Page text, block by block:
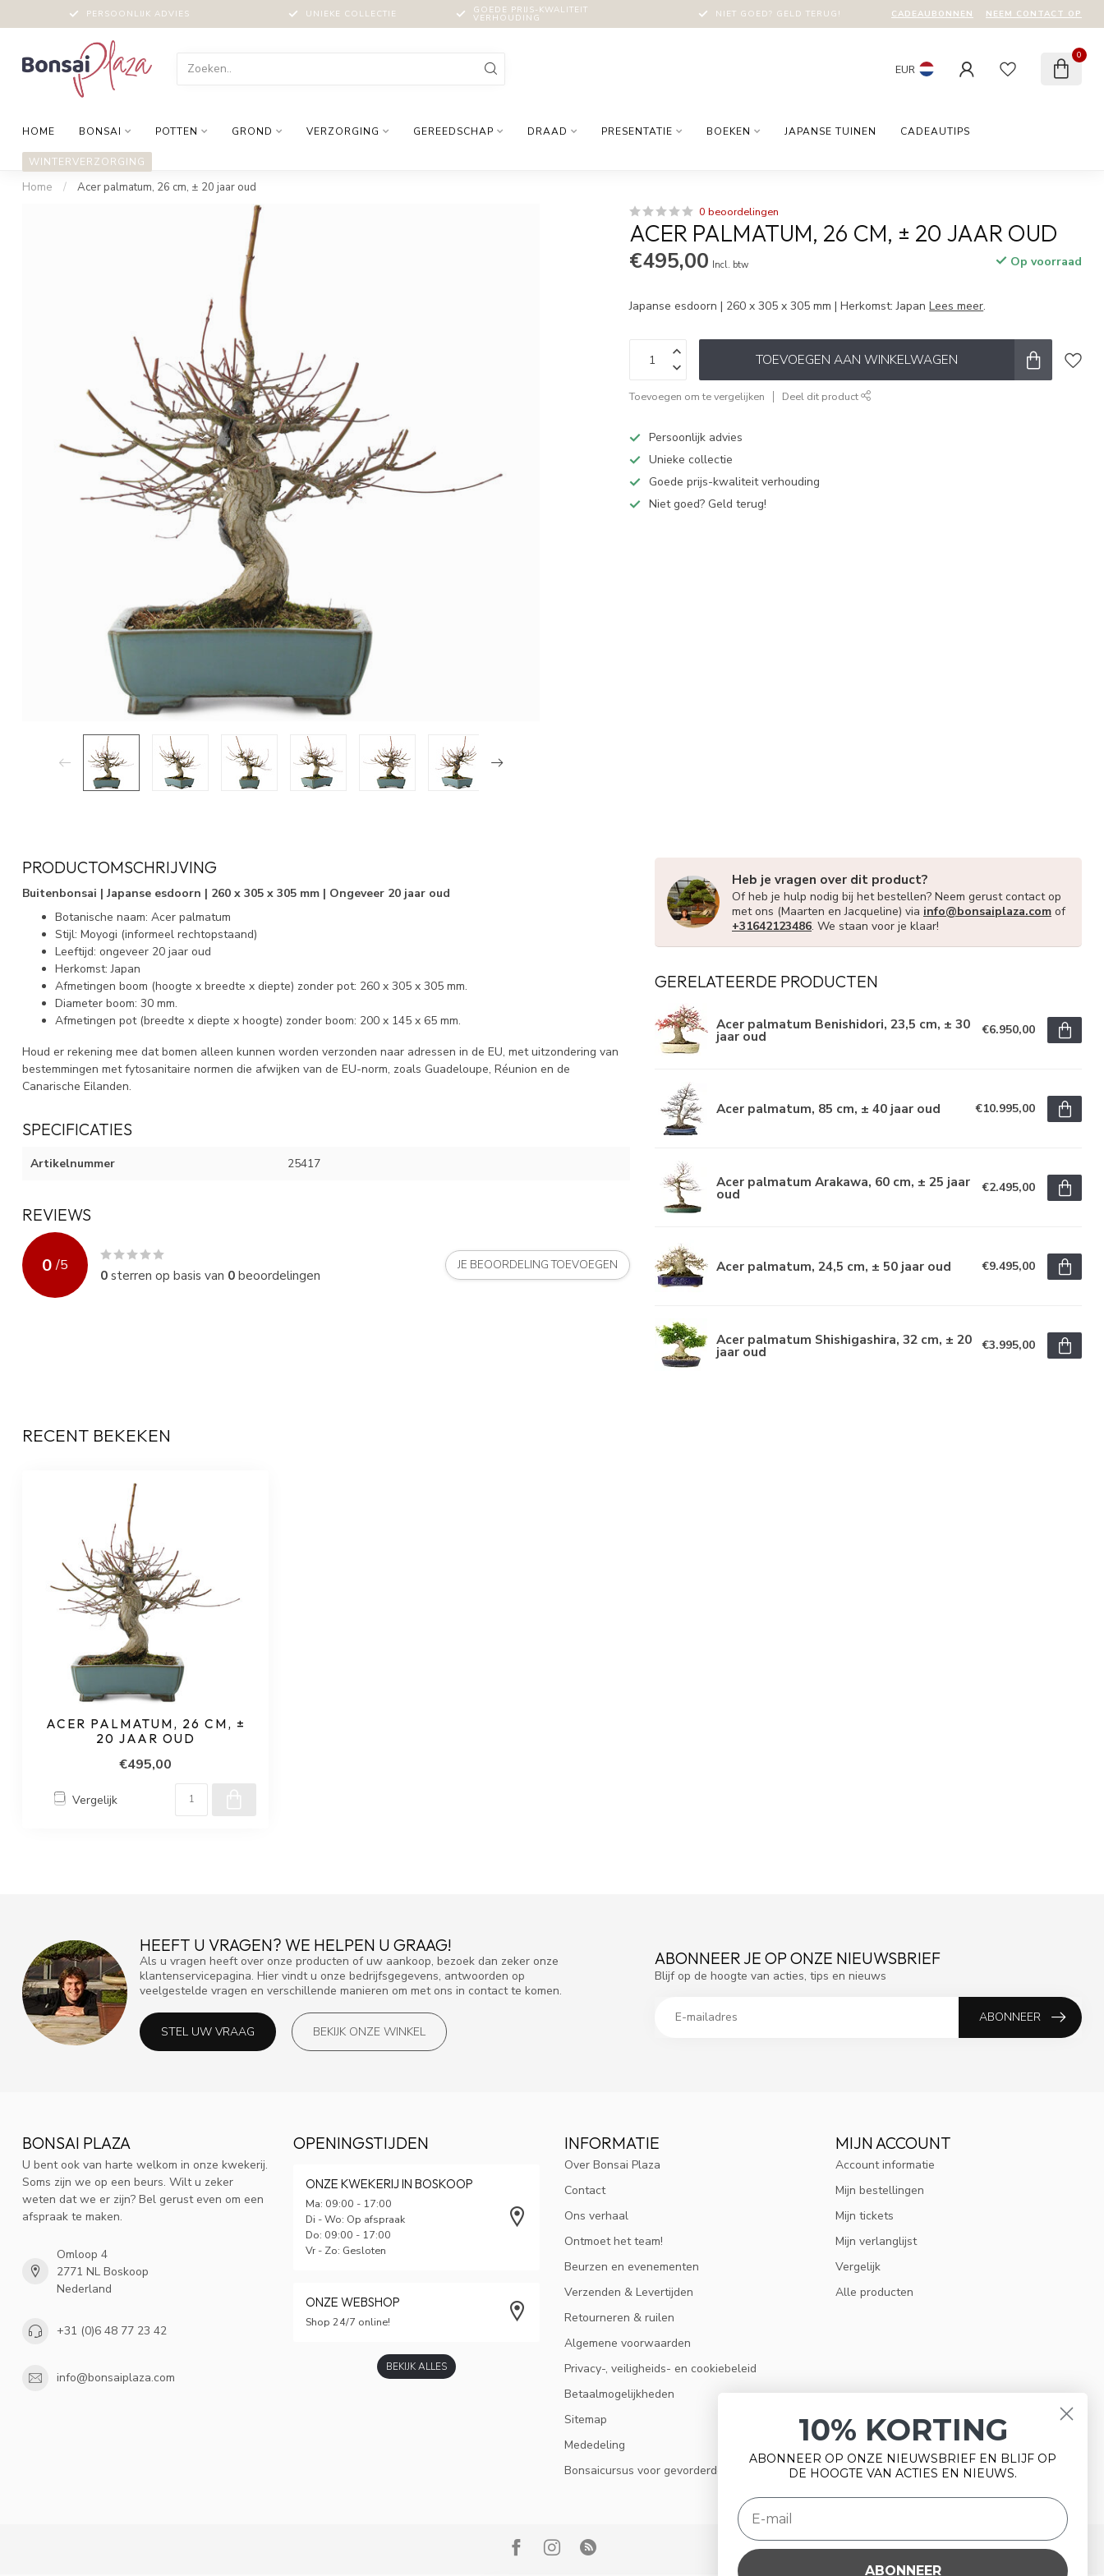
PERSOONLIJK ADVIES UNIEKE COLLECTIE GOEDE PRIJS-KWALITEIT
VERHOUDING NIET GOED? GELD TERUG! CADEAUBONNEN NEEM CONTACT OP
EUR
0
HOME BONSAI POTTEN GROND VERZORGING GEREEDSCHAP DRAAD PRESENTATIE BOEKEN JAPANSE TUINEN CADEAUTIPS
WINTERVERZORGING
Home / Acer palmatum, 26 cm, ± 20 jaar oud
0 beoordelingen
ACER PALMATUM, 26 CM, ± 20 JAAR OUD
€495,00 Incl. btw Op voorraad
Japanse esdoorn | 260 x 305 x 305 mm | Herkomst: JapanLees meer.
TOEVOEGEN AAN WINKELWAGEN
Toevoegen om te vergelijken Deel dit product
Persoonlijk advies
Unieke collectie
Goede prijs-kwaliteit verhouding
Niet goed? Geld terug!
PRODUCTOMSCHRIJVING
Buitenbonsai | Japanse esdoorn | 260 x 305 x 305 mm | Ongeveer 20 jaar oud
Botanische naam: Acer palmatum
Stijl: Moyogi (informeel rechtopstaand)
Leeftijd: ongeveer 20 jaar oud
Herkomst: Japan
Afmetingen boom (hoogte x breedte x diepte) zonder pot: 260 x 305 x 305 mm.
Diameter boom: 30 mm.
Afmetingen pot (breedte x diepte x hoogte) zonder boom: 200 x 145 x 65 mm.
Houd er rekening mee dat bomen alleen kunnen worden verzonden naar adressen in de EU, met uitzondering van
bestemmingen met fytosanitaire normen die afwijken van de EU-norm, zoals Guadeloupe, Réunion en de
Canarische Eilanden.
SPECIFICATIES
Artikelnummer 25417
REVIEWS
0 /5
0sterren op basis van 0beoordelingen
JE BEOORDELING TOEVOEGEN
Heb je vragen over dit product?
Of heb je hulp nodig bij het bestellen? Neem gerust contact op
met ons (Maarten en Jacqueline) via info@bonsaiplaza.com of
+31642123486. We staan voor je klaar!
GERELATEERDE PRODUCTEN
Acer palmatum Benishidori, 23,5 cm, ± 30
jaar oud €6.950,00
Acer palmatum, 85 cm, ± 40 jaar oud €10.995,00
Acer palmatum Arakawa, 60 cm, ± 25 jaar
oud €2.495,00
Acer palmatum, 24,5 cm, ± 50 jaar oud €9.495,00
Acer palmatum Shishigashira, 32 cm, ± 20
jaar oud €3.995,00
RECENT BEKEKEN
ACER PALMATUM, 26 CM, ±
20 JAAR OUD
€495,00
Vergelijk
HEEFT U VRAGEN? WE HELPEN U GRAAG!
Als u vragen heeft over onze producten of uw aankoop, bezoek dan zeker onze
klantenservicepagina. Hier vindt u onze bedrijfsgegevens, antwoorden op
veelgestelde vragen en verschillende manieren om met ons in contact te komen.
STEL UW VRAAG BEKIJK ONZE WINKEL
ABONNEER JE OP ONZE NIEUWSBRIEF
Blijf op de hoogte van acties, tips en nieuws
ABONNEER
BONSAI PLAZA
U bent ook van harte welkom in onze kwekerij.
Soms zijn we op een beurs. Wilt u zeker
weten dat we er zijn? Bel gerust even om een
afspraak te maken.
Omloop 4
2771 NL Boskoop
Nederland
+31 (0)6 48 77 23 42
info@bonsaiplaza.com
OPENINGSTIJDEN
ONZE KWEKERIJ IN BOSKOOP
Ma: 09:00 - 17:00
Di - Wo: Op afspraak
Do: 09:00 - 17:00
Vr - Zo: Gesloten
ONZE WEBSHOP
Shop 24/7 online!
BEKIJK ALLES
INFORMATIE
Over Bonsai Plaza
Contact
Ons verhaal
Ontmoet het team!
Beurzen en evenementen
Verzenden & Levertijden
Retourneren & ruilen
Algemene voorwaarden
Privacy-, veiligheids- en cookiebeleid
Betaalmogelijkheden
Sitemap
Mededeling
Bonsaicursus voor gevorderden
MIJN ACCOUNT
Account informatie
Mijn bestellingen
Mijn tickets
Mijn verlanglijst
Vergelijk
Alle producten
10% KORTING
ABONNEER OP ONZE NIEUWSBRIEF EN BLIJF OP
DE HOOGTE VAN ACTIES EN NIEUWS.
ABONNEER